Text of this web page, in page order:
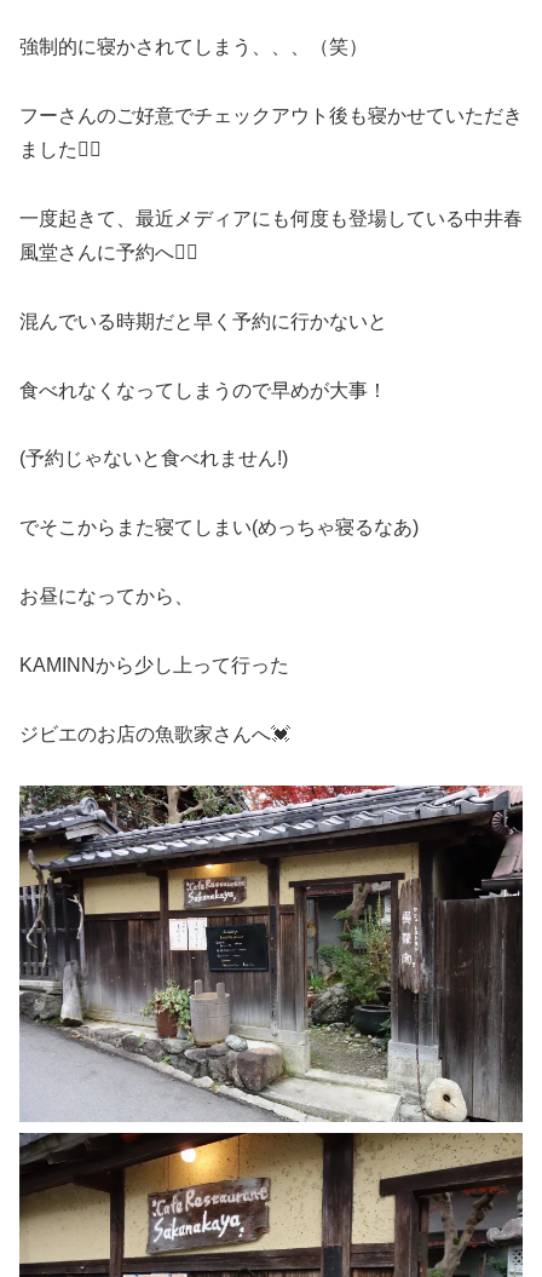
強制的に寝かされてしまう、、、（笑）
フーさんのご好意でチェックアウト後も寝かせていただき
ました🙇‍♀️
一度起きて、最近メディアにも何度も登場している中井春
風堂さんに予約へ🚶‍♀️
混んでいる時期だと早く予約に行かないと
食べれなくなってしまうので早めが大事！
(予約じゃないと食べれません!)
でそこからまた寝てしまい(めっちゃ寝るなあ)
お昼になってから、
KAMINNから少し上って行った
ジビエのお店の魚歌家さんへ💓